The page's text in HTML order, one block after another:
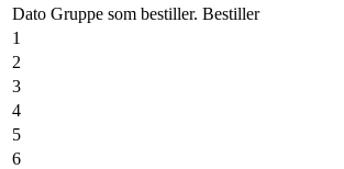
Dato Gruppe som bestiller. Bestiller
1
2
3
4
5
6